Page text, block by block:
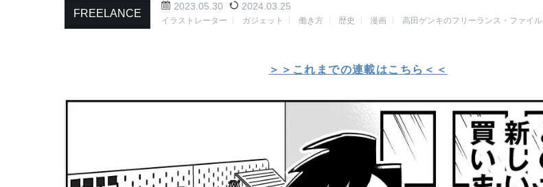
FREELANCE
2023.05.30 2024.03.25
イラストレーター ガジェット 働き方 歴史 漫画 高田ゲンキのフリーランス・ファイル
＞＞これまでの連載はこちら＜＜